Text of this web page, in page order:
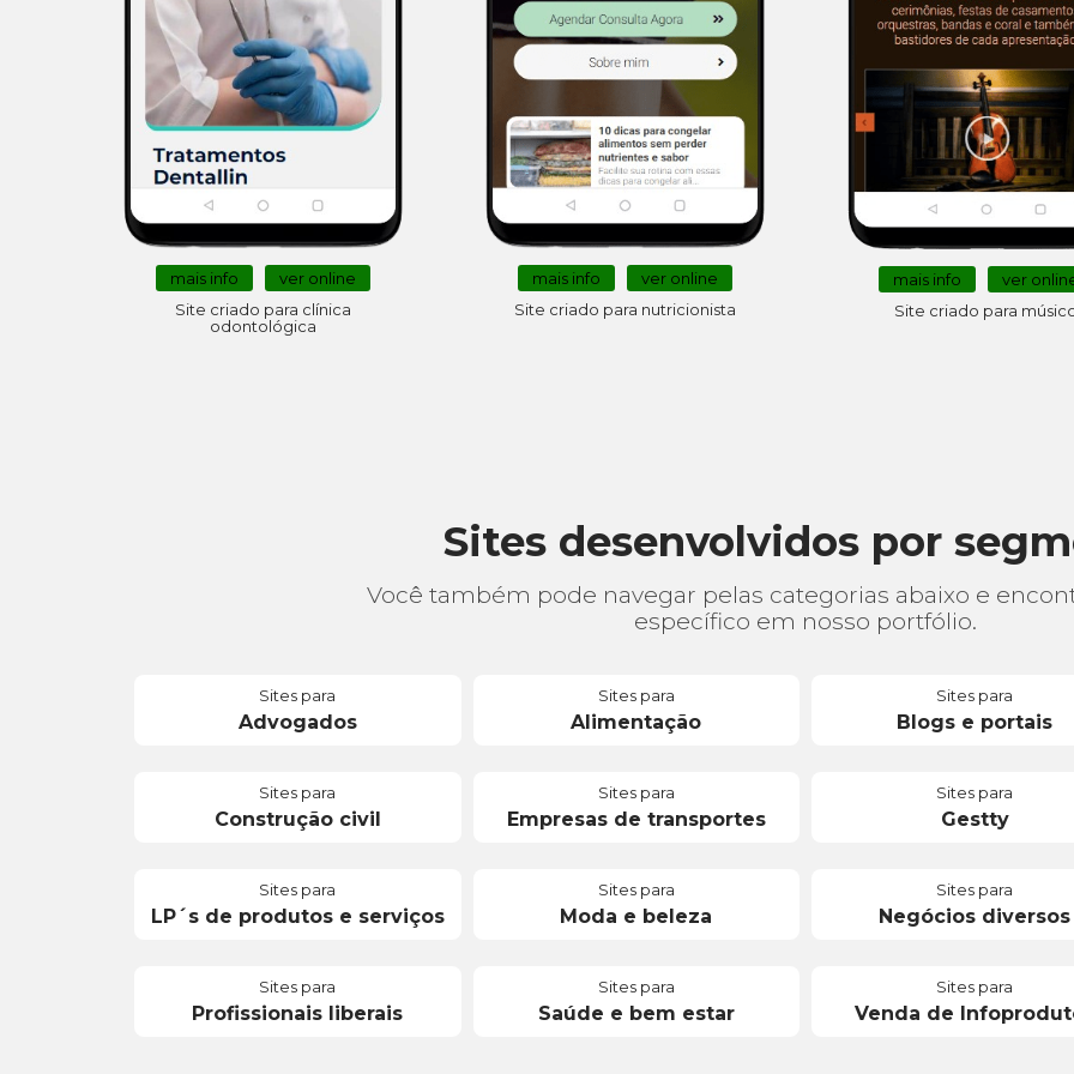
mais info
ver online
Site criado para clínica
odontológica
mais info
ver online
Site criado para nutricionista
mais info
ver
Site criado para
Sites desenvolvidos por
Você também pode navegar pelas categorias abaixo e
específico em nosso portfólio.
Sites para
Advogados
Sites para
Alimentação
Sites para
Blogs e portais
Sites para
Construção civil
Sites para
Empresas de transportes
Sites para
Gestty
Sites para
LP´s de produtos e serviços
Sites para
Moda e beleza
Sites para
Negócios diversos
Sites para
Profissionais liberais
Sites para
Saúde e bem estar
Sites para
Venda de